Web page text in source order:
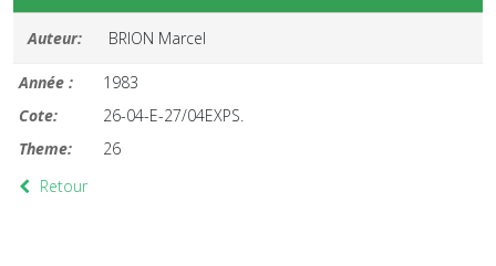
Auteur: BRION Marcel
Année :
1983
Cote:
26-04-E-27/04EXPS.
Theme:
26
Retour